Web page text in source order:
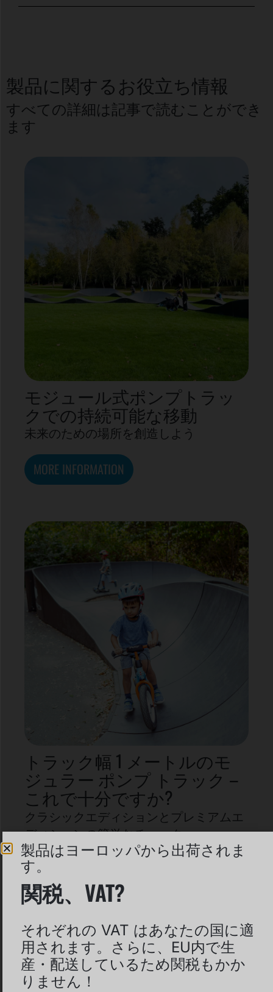
製品に関するお役立ち情報
すべての詳細は記事で読むことができ
ます
モジュール式ポンプトラッ
クでの持続可能な移動
未来のための場所を創造しよう
MORE INFORMATION
トラック幅 1 メートルのモ
ジュラー ポンプ トラック –
これで十分ですか?
クラシックエディションとプレミアムエ
ディションの簡単なチェック
MORE INFORMATION
製品はヨーロッパから出荷されま
す。
関税、VAT?
それぞれの VAT はあなたの国に適
用されます。さらに、EU内で生
産・配送しているため関税もかか
りません！